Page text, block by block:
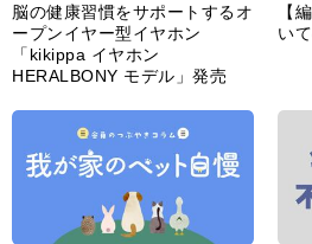
脳の健康習慣をサポートするオ
ープンイヤー型イヤホン
「kikippa イヤホン
HERALBONY モデル」発売
【
い